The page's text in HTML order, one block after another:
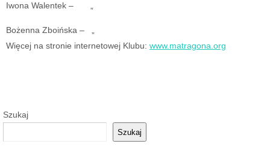
Iwona Walentek – „
Bożenna Zboińska – „
Więcej na stronie internetowej Klubu: www.matragona.org
Szukaj
Szukaj